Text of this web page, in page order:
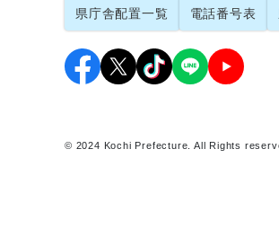
県庁舎配置一覧 電話番号表
© 2024 Kochi Prefecture. All Rights